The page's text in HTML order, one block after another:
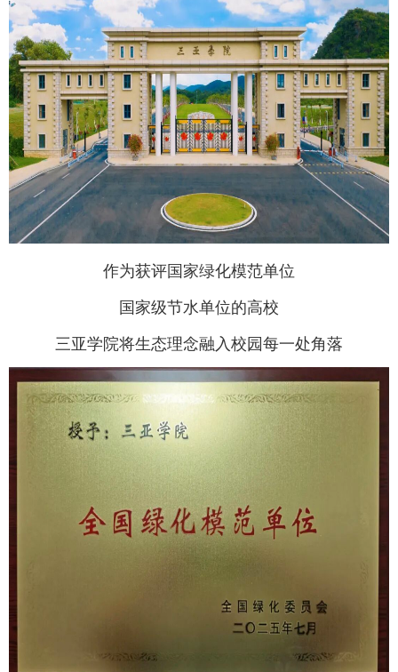
作为获评国家绿化模范单位
国家级节水单位的高校
三亚学院将生态理念融入校园每一处角落